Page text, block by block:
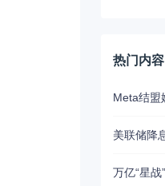
热门内容
美联储降
万亿“星